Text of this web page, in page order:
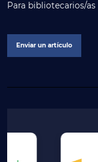
Para bibliotecarios/as
Enviar un artículo